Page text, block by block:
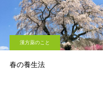
漢方薬のこと
春の養生法